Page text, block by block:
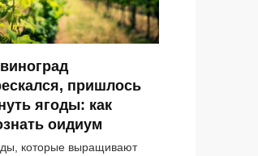
пришлось
ягоды: как
оидиум
которые выращивают